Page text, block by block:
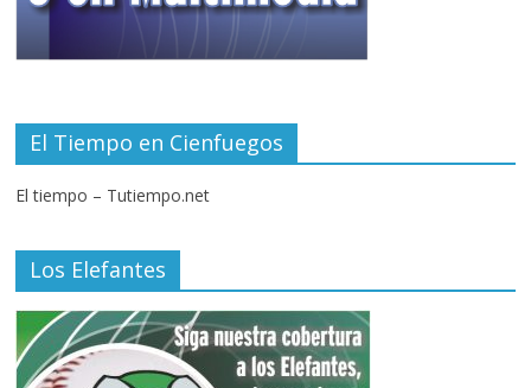
El Tiempo en Cienfuegos
El tiempo – Tutiempo.net
Los Elefantes